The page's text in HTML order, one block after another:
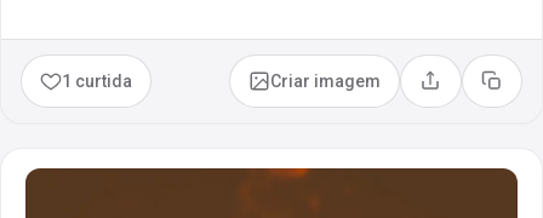
1 curtida Criar imagem Compartilhar
Copiar